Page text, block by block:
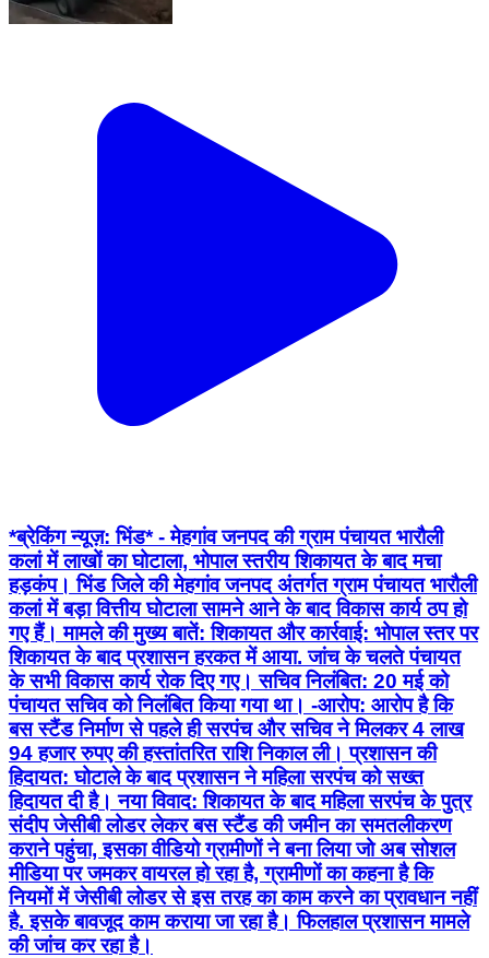
*ब्रेकिंग न्यूज़: भिंड* - मेहगांव जनपद की ग्राम पंचायत भारौली
कलां में लाखों का घोटाला, भोपाल स्तरीय शिकायत के बाद मचा
हड़कंप। भिंड जिले की मेहगांव जनपद अंतर्गत ग्राम पंचायत भारौली
कलां में बड़ा वित्तीय घोटाला सामने आने के बाद विकास कार्य ठप हो
गए हैं। मामले की मुख्य बातें: शिकायत और कार्रवाई: भोपाल स्तर पर
शिकायत के बाद प्रशासन हरकत में आया. जांच के चलते पंचायत
के सभी विकास कार्य रोक दिए गए। सचिव निलंबित: 20 मई को
पंचायत सचिव को निलंबित किया गया था। -आरोप: आरोप है कि
बस स्टैंड निर्माण से पहले ही सरपंच और सचिव ने मिलकर 4 लाख
94 हजार रुपए की हस्तांतरित राशि निकाल ली। प्रशासन की
हिदायत: घोटाले के बाद प्रशासन ने महिला सरपंच को सख्त
हिदायत दी है। नया विवाद: शिकायत के बाद महिला सरपंच के पुत्र
संदीप जेसीबी लोडर लेकर बस स्टैंड की जमीन का समतलीकरण
कराने पहुंचा, इसका वीडियो ग्रामीणों ने बना लिया जो अब सोशल
मीडिया पर जमकर वायरल हो रहा है, ग्रामीणों का कहना है कि
नियमों में जेसीबी लोडर से इस तरह का काम करने का प्रावधान नहीं
है. इसके बावजूद काम कराया जा रहा है। फिलहाल प्रशासन मामले
की जांच कर रहा है।